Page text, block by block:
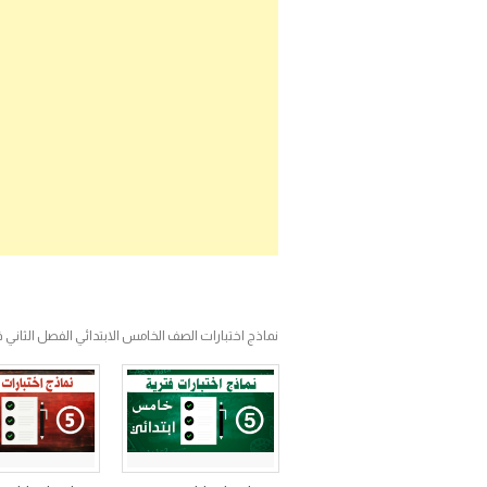
نماذج اختبارات الصف الخامس الابتدائي الفصل الثاني ف2 على موقع